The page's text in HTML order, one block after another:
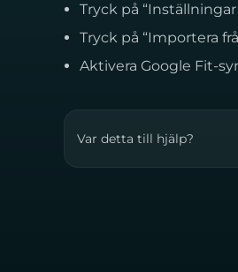
Tryck på
Tryck på “Importera
Aktivera Google Fit-
Var detta till hjälp?